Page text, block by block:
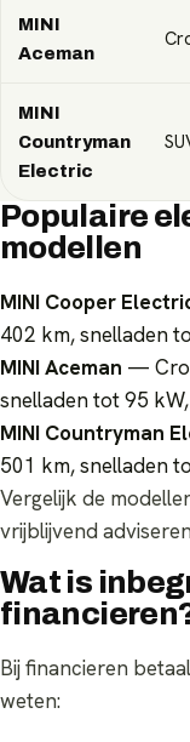
MINI
Aceman
MINI
Countryman
Electric
Populaire
modellen
MINI Cooper
402 km, snelladen
MINI Aceman —
snelladen tot 95
MINI Countryman
501 km, snelladen
Vergelijk de
vrijblijvend
Wat is
Bij financieren
weten: